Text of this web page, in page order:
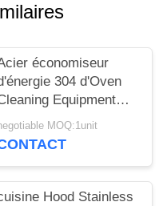
économiseur
304 d'Oven
Equipment
Tanks Stainless pour le
de cuisine
MOQ:1unit
Hood Stainless